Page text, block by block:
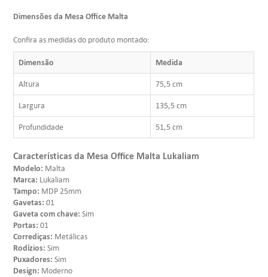
Dimensões da Mesa Office Malta
Confira as medidas do produto montado:
Dimensão Medida
Altura 75,5 cm
Largura 135,5 cm
Profundidade 51,5 cm
Características da Mesa Office Malta Lukaliam
Modelo: Malta
Marca: Lukaliam
Tampo: MDP 25mm
Gavetas: 01
Gaveta com chave: Sim
Portas: 01
Corrediças: Metálicas
Rodízios: Sim
Puxadores: Sim
Design: Moderno